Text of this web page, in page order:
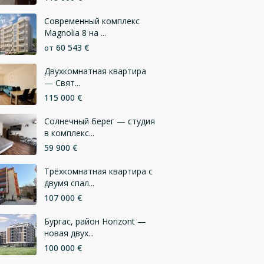
Современный комплекс
Magnolia 8 на ...
от 60 543 €
Двухкомнатная квартира
— Свят...
115 000 €
Солнечный берег — студия
в комплекс...
59 900 €
Трёхкомнатная квартира с
двумя спал...
107 000 €
Бургас, район Horizont —
новая двух...
100 000 €